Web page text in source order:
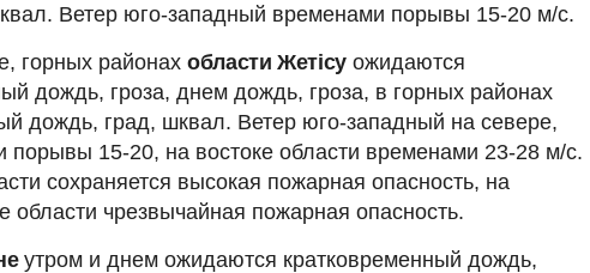
Ветер юго-западный временами порывы 15-20 м/с.
горных районах области Жетісуожидаются
дождь, гроза, днем дождь, гроза, в горных районах
дождь, град, шквал. Ветер юго-западный на севере,
порывы 15-20, на востоке области временами 23-28 м/с.
сохраняется высокая пожарная опасность, на
области чрезвычайная пожарная опасность.
утром и днем ожидаются кратковременный дождь,